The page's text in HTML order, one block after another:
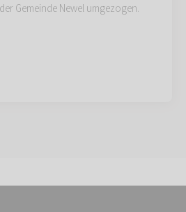
Gemeinde Newel umgezogen.